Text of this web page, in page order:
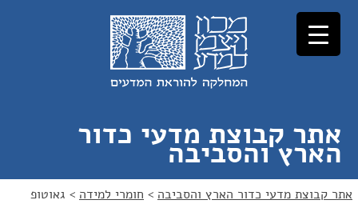
לתוכן
לניווט
אתר קבוצת מדעי כדור
הארץ והסביבה
אתר קבוצת מדעי כדור הארץ והסביבה > חומרי למידה > גאוטופ